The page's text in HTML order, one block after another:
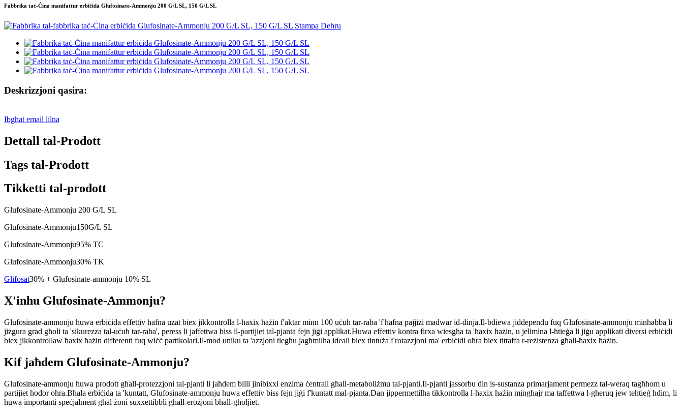
Fabbrika taċ-Ċina manifattur erbiċida Glufosinate-Ammonju 200 G/L SL, 150 G/L SL
Deskrizzjoni qasira:
Ibgħat email lilna
Dettall tal-Prodott
Tags tal-Prodott
Tikketti tal-prodott
Glufosinate-Ammonju 200 G/L SL
Glufosinate-Ammonju150G/L SL
Glufosinate-Ammonju95% TC
Glufosinate-Ammonju30% TK
Glifosat30% + Glufosinate-ammonju 10% SL
X'inhu Glufosinate-Ammonju?
Glufosinate-ammonju huwa erbiċida effettiv ħafna użat biex jikkontrolla l-ħaxix ħażin f'aktar minn 100 uċuħ tar-raba 'f'ħafna pajjiżi madwar id-dinja.Il-bdiewa jiddependu fuq Glufosinate-ammonju minħabba li
jiżgura grad għoli ta 'sikurezza tal-uċuħ tar-raba', peress li jaffettwa biss il-partijiet tal-pjanta fejn jiġi applikat.Huwa effettiv kontra firxa wiesgħa ta 'ħaxix ħażin, u jelimina l-ħtieġa li jiġu applikati diversi erbiċidi
biex jikkontrollaw ħaxix ħażin differenti fuq wiċċ partikolari.Il-mod uniku ta 'azzjoni tiegħu jagħmilha ideali biex tintuża f'rotazzjoni ma' erbiċidi oħra biex tittaffa r-reżistenza għall-ħaxix ħażin.
Kif jaħdem Glufosinate-Ammonju?
Glufosinate-ammonju huwa prodott għall-protezzjoni tal-pjanti li jaħdem billi jinibixxi enzima ċentrali għall-metaboliżmu tal-pjanti.Il-pjanti jassorbu din is-sustanza primarjament permezz tal-weraq tagħhom u
partijiet ħodor oħra.Bħala erbiċida ta 'kuntatt, Glufosinate-ammonju huwa effettiv biss fejn jiġi f'kuntatt mal-pjanta.Dan jippermettilha tikkontrolla l-ħaxix ħażin mingħajr ma taffettwa l-għeruq jew teħtieġ ħdim, li
huwa importanti speċjalment għal żoni suxxettibbli għall-erożjoni bħall-għoljiet.